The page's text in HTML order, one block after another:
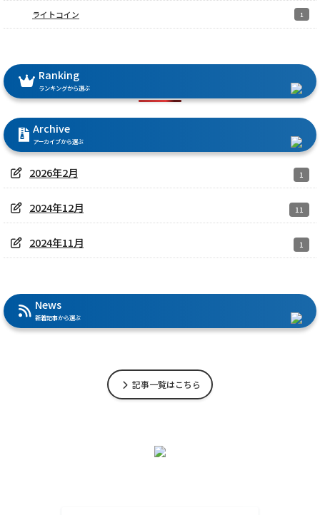
ライトコイン 1
Ranking
ランキングから選ぶ
Archive
アーカイブから選ぶ
2026年2月 1
2024年12月 11
2024年11月 1
News
新着記事から選ぶ
記事一覧はこちら